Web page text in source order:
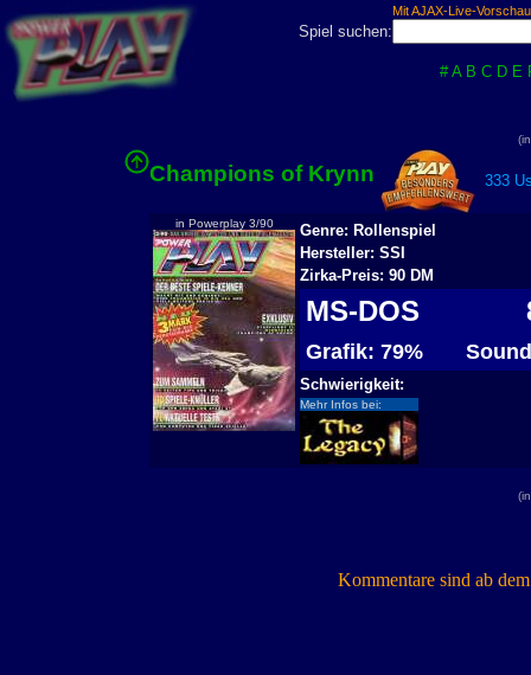
Mit AJAX-Live-
Spiel suchen:
# A B C D E
Champions of Krynn 333
in Powerplay 3/90
Genre: Rollenspiel
Hersteller: SSI
Zirka-Preis: 90 DM
MS-DOS
Grafik: 79%
Schwierigkeit:
Mehr Infos bei:
Kommentare sind ab